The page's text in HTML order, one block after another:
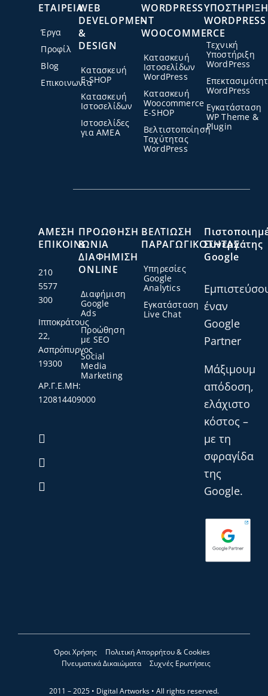
ΕΤΑΙΡΕΙΑ
Έργα
Προφίλ
Blog
Επικοινωνία
WEB
DEVELOPMENT
&
DESIGN
Κατασκευή
E-SHOP
Κατασκευή
Ιστοσελίδων
Ιστοσελίδες
για ΑΜΕΑ
WORDPRESS
–
WOOCOMMERCE
Κατασκευή
Ιστοσελίδων
WordPress
Κατασκευή
Woocommerce
E-SHOP
Βελτιστοποίηση
Ταχύτητας
WordPress
ΥΠΟΣΤΗΡΙΞΗ
WORDPRESS
Τεχνική
Υποστήριξη
WordPress
WordPress
Εγκατάσταση
WP Theme &
Plugin
ΑΜΕΣΗ
ΕΠΙΚΟΙΝΩΝΙΑ
210
5577
300
Ιπποκράτους
22,
Ασπρόπυργος
19300
ΑΡ.Γ.Ε.ΜΗ:
120814409000
ΠΡΟΩΘΗΣΗ
&
ΔΙΑΦΗΜΙΣΗ
ONLINE
Διαφήμιση
Google
Ads
Προώθηση
με SEO
Social
Media
Marketing
ΒΕΛΤΙΩΣΗ
ΠΑΡΑΓΩΓΙΚΟΤΗΤΑΣ
Υπηρεσίες
Google
Analytics
Εγκατάσταση
Live Chat
Συνεργάτης
Google
έναν
Google
Partner
Μάξιμουμ
απόδοση,
ελάχιστο
κόστος –
με τη
σφραγίδα
της
Google.
Όροι Χρήσης
Πολιτική Απορρήτου & Cookies
Πνευματικά Δικαιώματα
Συχνές Ερωτήσεις
2011 – 2025 • Digital Artworks • All rights reserved.